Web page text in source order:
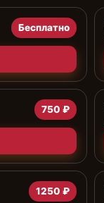
Бесплатно
750 ₽
1250 ₽